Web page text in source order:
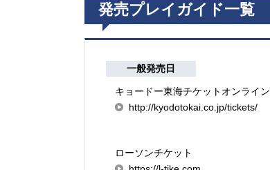
発売プレイガイド一覧
一般発売日
キョードー東海チケットオンライン
http://kyodotokai.co.jp/tickets/
ローソンチケット